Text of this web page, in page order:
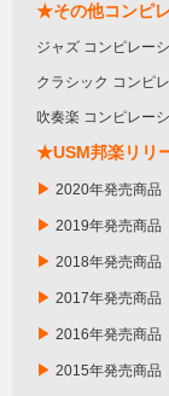
★その他コンピ
ジャズ コンピレー
クラシック コンピ
吹奏楽 コンピレー
★USM邦楽リリ
▶ 2020年発売商品
▶ 2019年発売商品
▶ 2018年発売商品
▶ 2017年発売商品
▶ 2016年発売商品
▶ 2015年発売商品